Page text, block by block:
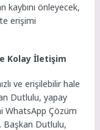
kaybını önleyecek,
erişimi
Kolay İletişim
ve erişilebilir hale
Dutlulu, yapay
WhatsApp Çözüm
Başkan Dutlulu,